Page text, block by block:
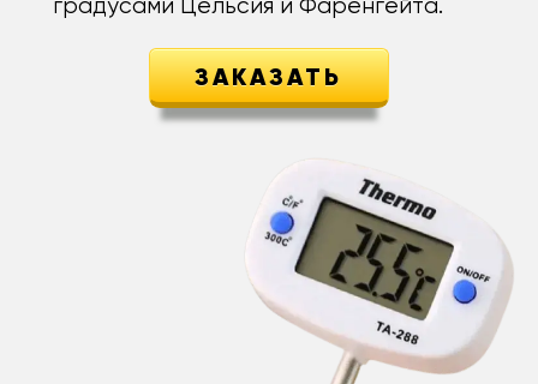
градусами Цельсия и Фаренгейта.
ЗАКАЗАТЬ